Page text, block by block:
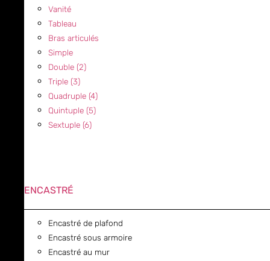
Vanité
Tableau
Bras articulés
Simple
Double (2)
Triple (3)
Quadruple (4)
Quintuple (5)
Sextuple (6)
ENCASTRÉ
Encastré de plafond
Encastré sous armoire
Encastré au mur